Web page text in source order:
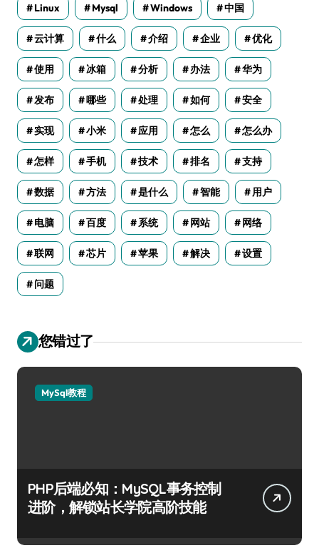
Linux Mysql Windows 中国
云计算 什么 介绍 企业 优化
使用 冰箱 分析 办法 华为
发布 哪些 处理 如何 安全
实现 小米 应用 怎么 怎么办
怎样 手机 技术 排名 支持
数据 方法 是什么 智能 用户
电脑 百度 系统 网站 网络
联网 芯片 苹果 解决 设置
问题
您错过了
MySql教程
PHP后端必知：MySQL事务控制
进阶，解锁站长学院高阶技能